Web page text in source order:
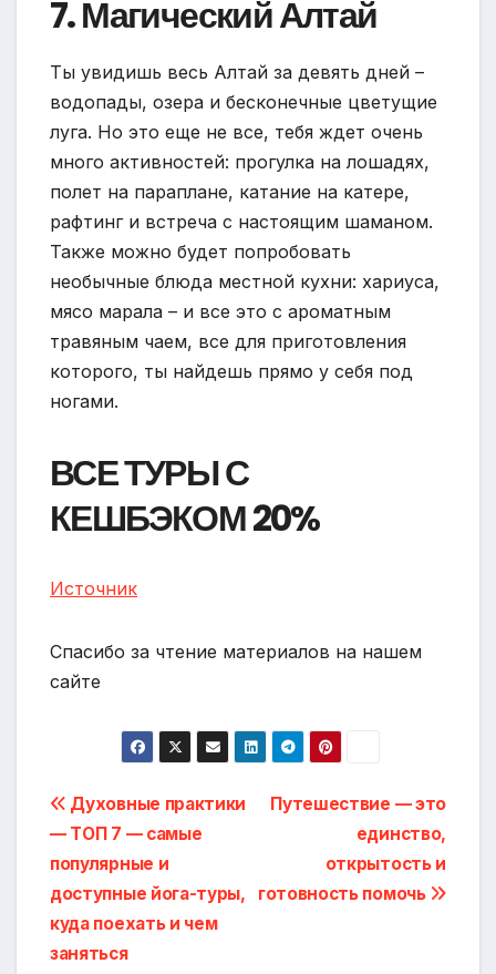
7. Магический Алтай
Ты увидишь весь Алтай за девять дней –
водопады, озера и бесконечные цветущие
луга. Но это еще не все, тебя ждет очень
много активностей: прогулка на лошадях,
полет на параплане, катание на катере,
рафтинг и встреча с настоящим шаманом.
Также можно будет попробовать
необычные блюда местной кухни: хариуса,
мясо марала – и все это с ароматным
травяным чаем, все для приготовления
которого, ты найдешь прямо у себя под
ногами.
ВСЕ ТУРЫ С
КЕШБЭКОМ 20%
Источник
Спасибо за чтение материалов на нашем
сайте
Навигация
по
записям
Путешествие — это
единство,
открытость и
готовность помочь
Духовные практики
— ТОП 7 — самые
популярные и
доступные йога-туры,
куда поехать и чем
заняться